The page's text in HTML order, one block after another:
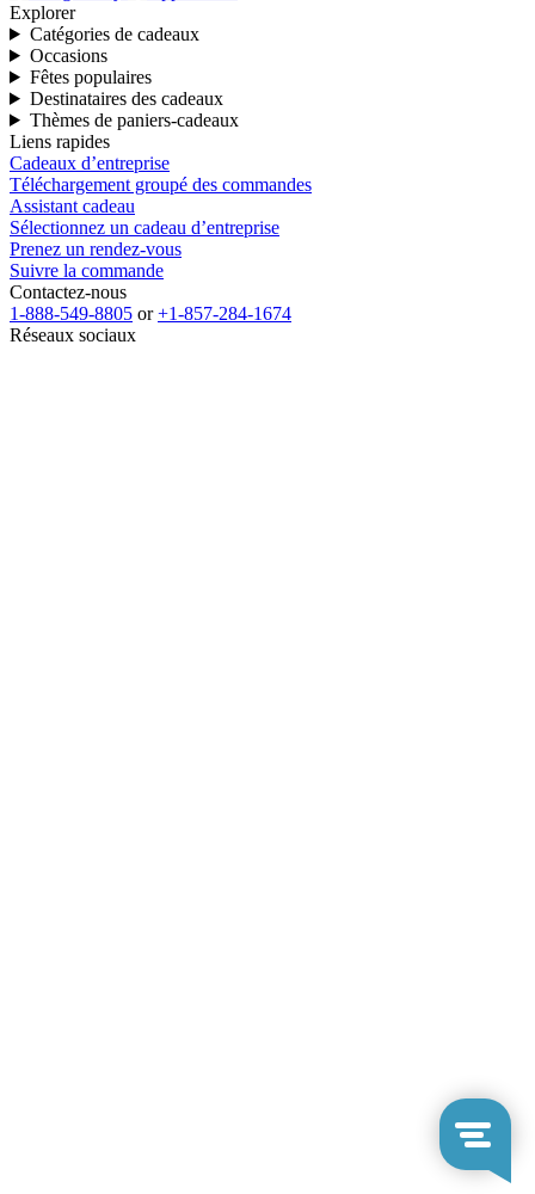
Explorer
Catégories de cadeaux
Occasions
Fêtes populaires
Destinataires des cadeaux
Thèmes de paniers-cadeaux
Liens rapides
Cadeaux d’entreprise
Téléchargement groupé des commandes
Assistant cadeau
Sélectionnez un cadeau d’entreprise
Prenez un rendez-vous
Suivre la commande
Contactez-nous
1-888-549-8805 or+1-857-284-1674
Réseaux sociaux